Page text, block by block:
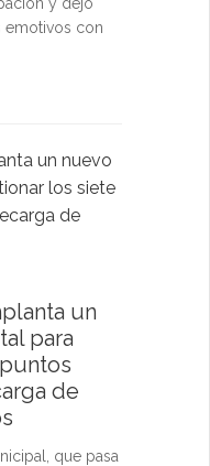
emotivos con
un
para
de
que pasa